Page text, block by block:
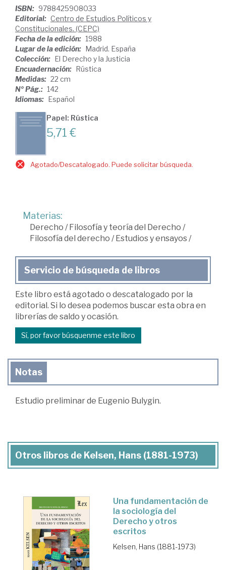
ISBN: 9788425908033
Editorial: Centro de Estudios Políticos y
Constitucionales. (CEPC)
Fecha de la edición: 1988
Lugar de la edición: Madrid. España
Colección: El Derecho y la Justicia
Encuadernación: Rústica
Medidas: 22 cm
Nº Pág.: 142
Idiomas: Español
Papel: Rústica
5,71 €
Agotado/Descatalogado. Puede solicitar búsqueda.
Materias:
Derecho /Filosofía y teoría del Derecho /
Filosofía del derecho /Estudios y ensayos/
Servicio de búsqueda de libros
Este libro está agotado o descatalogado por la
editorial. Si lo desea podemos buscar esta obra en
librerías de saldo y ocasión.
Sí, por favor búsquenme este libro
Notas
Estudio preliminar de Eugenio Bulygin.
Otros libros de Kelsen, Hans (1881-1973)
Una fundamentación de
la sociología del
Derecho y otros
escritos
Kelsen, Hans (1881-1973)